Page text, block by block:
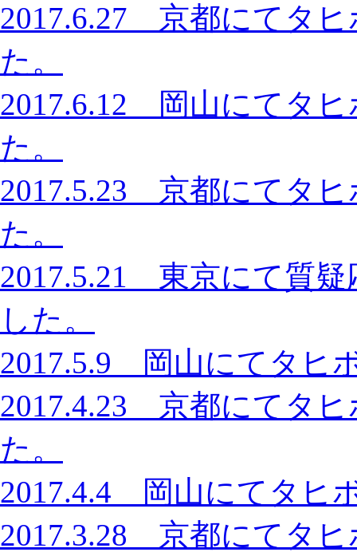
2017.6.27 京都にてタ
た。
2017.6.12 岡山にてタ
た。
2017.5.23 京都にてタ
た。
2017.5.21 東京にて質疑
した。
2017.5.9 岡山にてタヒ
2017.4.23 京都にてタ
た。
2017.4.4 岡山にてタヒ
2017.3.28 京都にてタ